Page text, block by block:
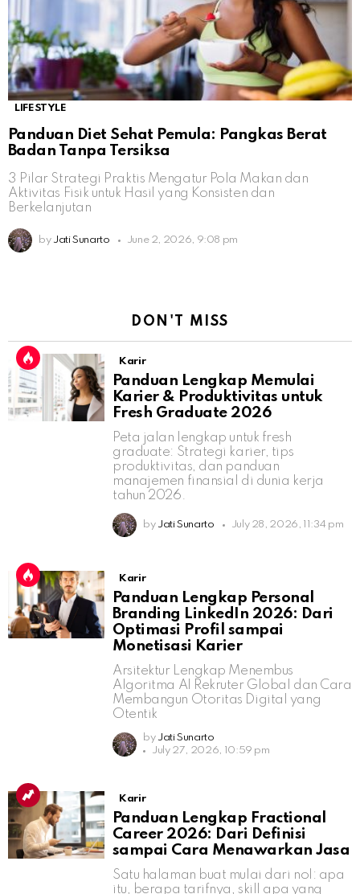
LIFESTYLE
Panduan Diet Sehat Pemula: Pangkas Berat
Badan Tanpa Tersiksa
3 Pilar Strategi Praktis Mengatur Pola Makan dan
Aktivitas Fisik untuk Hasil yang Konsisten dan
Berkelanjutan
by Jati Sunarto June 2, 2026, 9:08 pm
DON'T MISS
Karir
Panduan Lengkap Memulai
Karier & Produktivitas untuk
Fresh Graduate 2026
Peta jalan lengkap untuk fresh
graduate: Strategi karier, tips
produktivitas, dan panduan
manajemen finansial di dunia kerja
tahun 2026.
by Jati Sunarto July 28, 2026, 11:34 pm
Karir
Panduan Lengkap Personal
Branding LinkedIn 2026: Dari
Optimasi Profil sampai
Monetisasi Karier
Arsitektur Lengkap Menembus
Algoritma AI Rekruter Global dan Cara
Membangun Otoritas Digital yang
Otentik
by Jati Sunarto
July 27, 2026, 10:59 pm
Karir
Panduan Lengkap Fractional
Career 2026: Dari Definisi
sampai Cara Menawarkan Jasa
Satu halaman buat mulai dari nol: apa
itu, berapa tarifnya, skill apa yang